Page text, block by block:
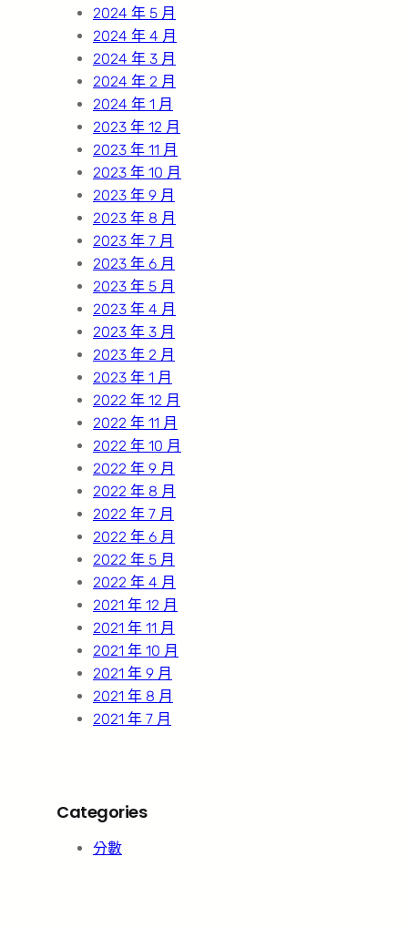
2024 年 5 月
2024 年 4 月
2024 年 3 月
2024 年 2 月
2024 年 1 月
2023 年 12 月
2023 年 11 月
2023 年 10 月
2023 年 9 月
2023 年 8 月
2023 年 7 月
2023 年 6 月
2023 年 5 月
2023 年 4 月
2023 年 3 月
2023 年 2 月
2023 年 1 月
2022 年 12 月
2022 年 11 月
2022 年 10 月
2022 年 9 月
2022 年 8 月
2022 年 7 月
2022 年 6 月
2022 年 5 月
2022 年 4 月
2021 年 12 月
2021 年 11 月
2021 年 10 月
2021 年 9 月
2021 年 8 月
2021 年 7 月
Categories
分數